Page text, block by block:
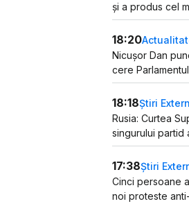
și a produs cel
18:20
Nicușor Dan
cere
18:18Știri
Rusia: Curtea
singurului partid
17:38Știri
Cinci persoane
noi proteste